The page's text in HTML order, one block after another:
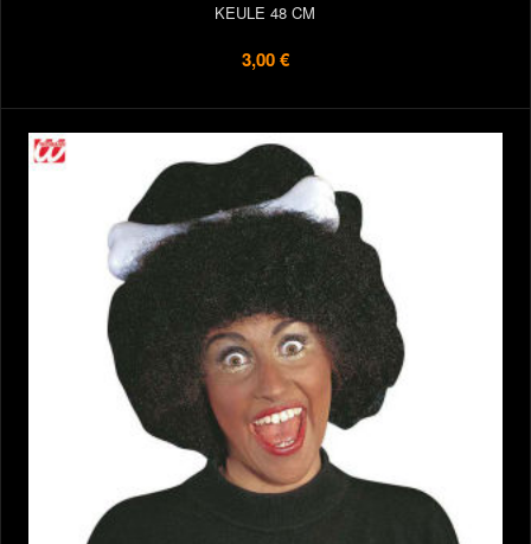
KEULE 48 CM
3,00 €